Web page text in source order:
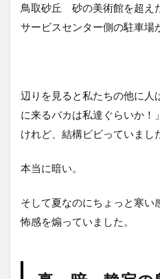
鳥取砂丘 砂の美術館を超え
サービスセンター側の駐車場
辺りを見ると私たちの他に人
に来るバカは私達ぐらいか！
けれど、結構ビビっていまし
本当に暗い。
そして夏なのにちょっと寒い
怖感を煽っていました。